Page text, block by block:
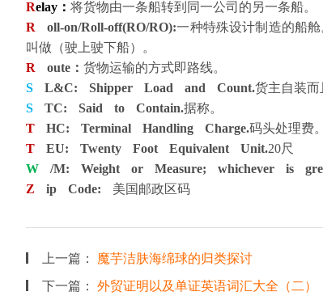
Relay： 将货物由一条船转到同一公司的另一条船。
R
oll-on/Roll-off(RO/RO):一种特殊设计制造的船
叫做（驶上驶下船）。
R
oute： 货物运输的方式即路线。
S
L&C: Shipper Load and Count.货主自装而
S
TC: Said to Contain.据称。
T
HC: Terminal Handling Charge.码头处理费。
T
EU: Twenty Foot Equivalent Unit.20尺
W
/M: Weight or Measure; whichever is
Z
ip Code: 美国邮政区码
上一篇： 魔芋洁肤海绵球的归类探讨
下一篇： 外贸证明以及单证英语词汇大全（二）